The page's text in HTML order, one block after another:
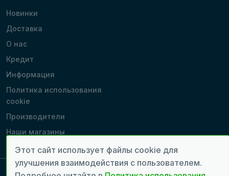
Новинки
Доставка
О нас
Кредит
Информация
Политика использования
cookie
Производители
Наши магазины
Этот сайт использует файлы cookie для
улучшения взаимодействия с пользователем.